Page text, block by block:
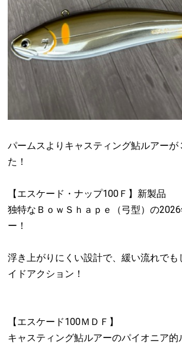
パームスよりキャスティング鮎ルアーが
た！
【エスケード・ナップ100Ｆ】新製品
独特なＢｏｗＳｈａｐｅ（弓型）の
ー！
浮き上がりにくい設計で、緩い流れでも
イドアクション！
【エスケード100ＭＤＦ】
キャスティング鮎ルアーのパイオニア的